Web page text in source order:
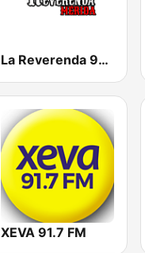
La Reverenda 93.7 FM
XEVA 91.7 FM